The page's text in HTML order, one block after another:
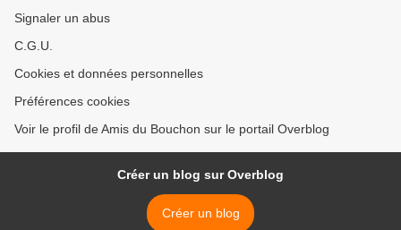
Signaler un abus
C.G.U.
Cookies et données personnelles
Préférences cookies
Voir le profil de Amis du Bouchon sur le portail Overblog
Créer un blog sur Overblog
Créer un blog